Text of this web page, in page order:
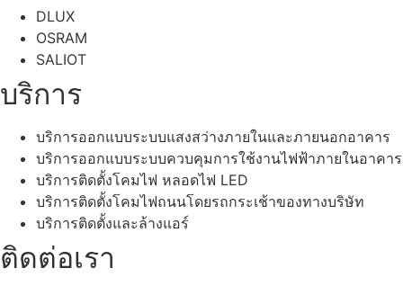
DLUX
OSRAM
SALIOT
บริการ
บริการออกแบบระบบแสงสว่างภายในและภายนอกอาคาร
บริการออกแบบระบบควบคุมการใช้งานไฟฟ้าภายในอาคาร
บริการติดตั้งโคมไฟ หลอดไฟ LED
บริการติดตั้งโคมไฟถนนโดยรถกระเช้าของทางบริษัท
บริการติดตั้งและล้างแอร์
ติดต่อเรา